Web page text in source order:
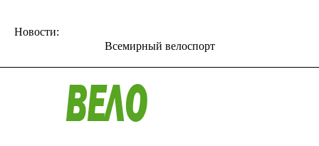
Новости:
Всемирный велоспорт